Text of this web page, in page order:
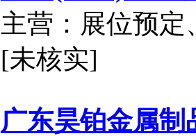
主营：展位预定
[未核实]
广东昊铂金属制